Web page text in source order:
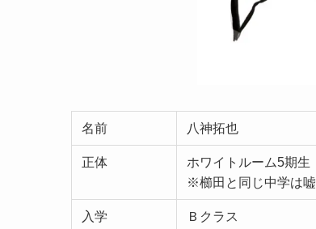
名前 八神拓也
正体
ホワイトルーム5期生
※櫛田と同じ中学は嘘
入学 Ｂクラス